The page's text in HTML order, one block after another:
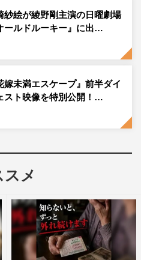
て振り返ってみてね！！」の
姿で刀を持った写真を投稿し
紗絵ちゃん可愛いです！」
めちゃくちゃ可愛かった」
イド侍はすごいねぇ～さえ
んとゆう可愛かった 制服似
メントが寄せられている。
紗絵が綾野剛主演の日曜劇場
ールドルーキー』に出…
嫁未満エスケープ』前半ダイ
スト映像を特別公開！…
メ